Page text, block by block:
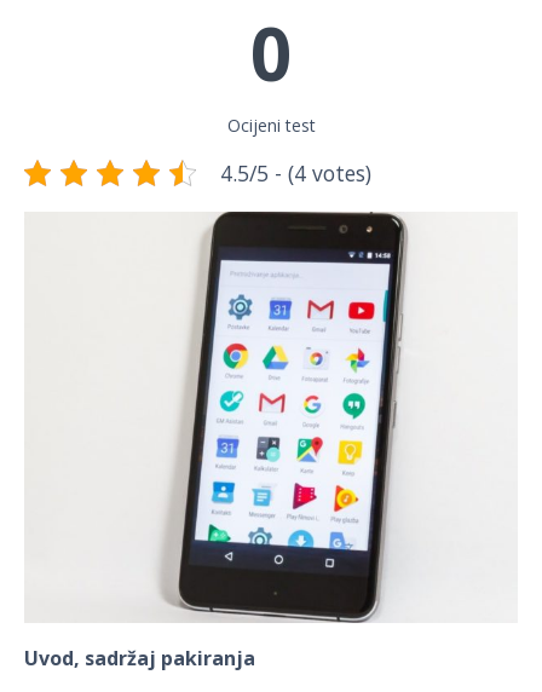
0
Ocijeni test
4.5/5 - (4 votes)
Uvod, sadržaj pakiranja